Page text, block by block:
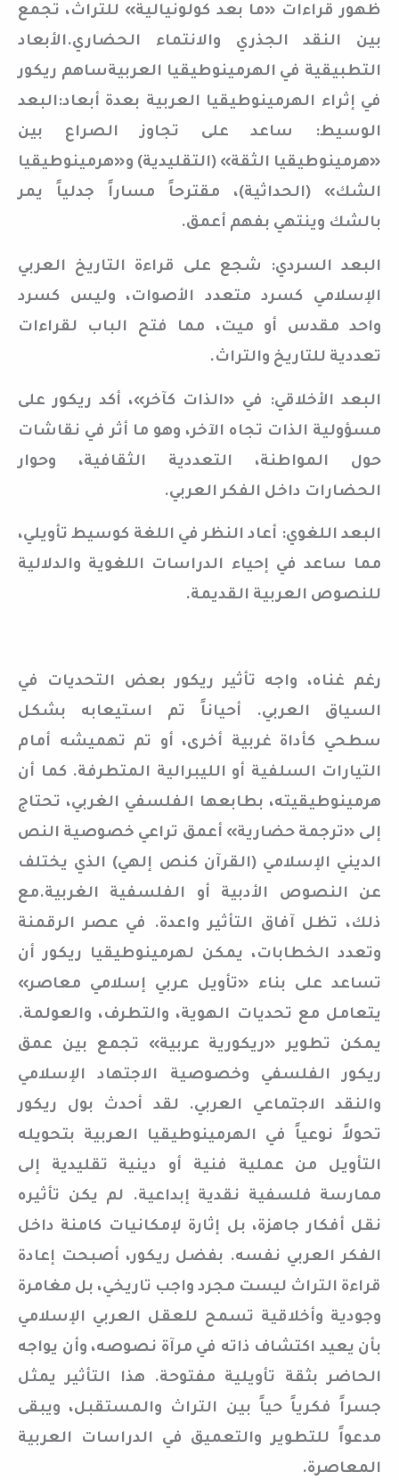
ظهور قراءات «ما بعد كولونيالية» للتراث، تجمع
بين النقد الجذري والانتماء الحضاري.الأبعاد
التطبيقية في الهرمينوطيقيا العربيةساهم ريكور
في إثراء الهرمينوطيقيا العربية بعدة أبعاد:البعد
الوسيط: ساعد على تجاوز الصراع بين
«هرمينوطيقيا الثقة» (التقليدية) و«هرمينوطيقيا
الشك» (الحداثية)، مقترحاً مساراً جدلياً يمر
بالشك وينتهي بفهم أعمق.
البعد السردي: شجع على قراءة التاريخ العربي
الإسلامي كسرد متعدد الأصوات، وليس كسرد
واحد مقدس أو ميت، مما فتح الباب لقراءات
تعددية للتاريخ والتراث.
البعد الأخلاقي: في «الذات كآخر»، أكد ريكور على
مسؤولية الذات تجاه الآخر، وهو ما أثر في نقاشات
حول المواطنة، التعددية الثقافية، وحوار
الحضارات داخل الفكر العربي.
البعد اللغوي: أعاد النظر في اللغة كوسيط تأويلي،
مما ساعد في إحياء الدراسات اللغوية والدلالية
للنصوص العربية القديمة.
رغم غناه، واجه تأثير ريكور بعض التحديات في
السياق العربي. أحياناً تم استيعابه بشكل
سطحي كأداة غربية أخرى، أو تم تهميشه أمام
التيارات السلفية أو الليبرالية المتطرفة. كما أن
هرمينوطيقيته، بطابعها الفلسفي الغربي، تحتاج
إلى «ترجمة حضارية» أعمق تراعي خصوصية النص
الديني الإسلامي (القرآن كنص إلهي) الذي يختلف
عن النصوص الأدبية أو الفلسفية الغربية.مع
ذلك، تظل آفاق التأثير واعدة. في عصر الرقمنة
وتعدد الخطابات، يمكن لهرمينوطيقيا ريكور أن
تساعد على بناء «تأويل عربي إسلامي معاصر»
يتعامل مع تحديات الهوية، والتطرف، والعولمة.
يمكن تطوير «ريكورية عربية» تجمع بين عمق
ريكور الفلسفي وخصوصية الاجتهاد الإسلامي
والنقد الاجتماعي العربي. لقد أحدث بول ريكور
تحولاً نوعياً في الهرمينوطيقيا العربية بتحويله
التأويل من عملية فنية أو دينية تقليدية إلى
ممارسة فلسفية نقدية إبداعية. لم يكن تأثيره
نقل أفكار جاهزة، بل إثارة لإمكانيات كامنة داخل
الفكر العربي نفسه. بفضل ريكور، أصبحت إعادة
قراءة التراث ليست مجرد واجب تاريخي، بل مغامرة
وجودية وأخلاقية تسمح للعقل العربي الإسلامي
بأن يعيد اكتشاف ذاته في مرآة نصوصه، وأن يواجه
الحاضر بثقة تأويلية مفتوحة. هذا التأثير يمثل
جسراً فكرياً حياً بين التراث والمستقبل، ويبقى
مدعواً للتطوير والتعميق في الدراسات العربية
المعاصرة.